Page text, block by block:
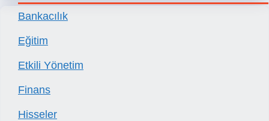
Bankacılık
Eğitim
Etkili Yönetim
Finans
Hisseler